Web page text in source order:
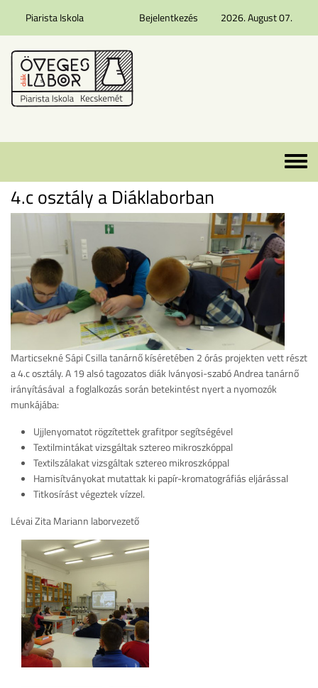
2026. August 07.
Piarista Iskola
Bejelentkezés
Toggle
4.c osztály a Diáklaborban
Marticsekné Sápi Csilla tanárnő kíséretében 2 órás projekten vett részt
a 4.c osztály. A 19 alsó tagozatos diák Iványosi-szabó Andrea tanárnő
irányításával a foglalkozás során betekintést nyert a nyomozók
munkájába:
Ujjlenyomatot rögzítettek grafitpor segítségével
Textilmintákat vizsgáltak sztereo mikroszkóppal
Textilszálakat vizsgáltak sztereo mikroszkóppal
Hamisítványokat mutattak ki papír-kromatográfiás eljárással
Titkosírást végeztek vízzel.
Lévai Zita Mariann laborvezető